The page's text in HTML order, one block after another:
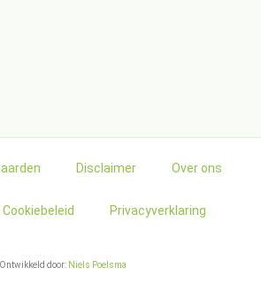
Disclaimer Over ons
Cookiebeleid Privacyverklaring
Ontwikkeld door: Niels Poelsma